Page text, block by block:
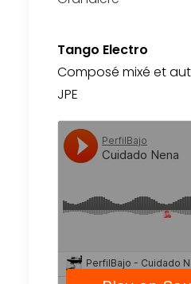
Tango Electro
Composé mixé et
JPE